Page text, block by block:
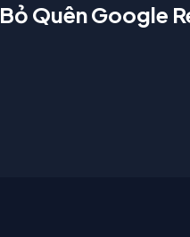
Bỏ Quên Google